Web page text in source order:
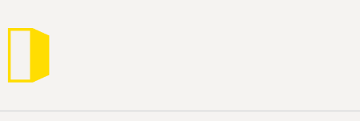
至
內